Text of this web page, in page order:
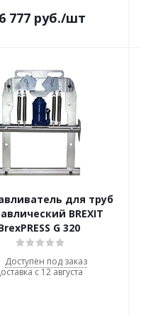
777 руб./шт
для труб
BREXIT
G 320
Доступен под заказ
с 12 августа